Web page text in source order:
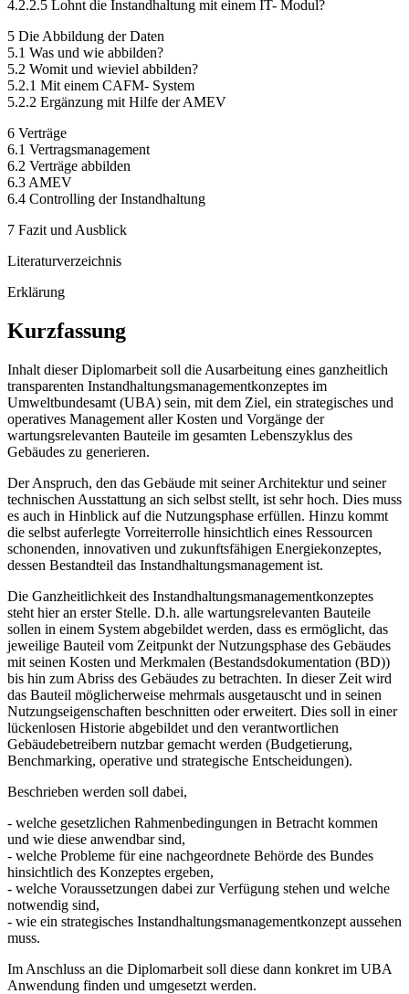
4.2.2.5 Lohnt die Instandhaltung mit einem IT- Modul?
5 Die Abbildung der Daten
5.1 Was und wie abbilden?
5.2 Womit und wieviel abbilden?
5.2.1 Mit einem CAFM- System
5.2.2 Ergänzung mit Hilfe der AMEV
6 Verträge
6.1 Vertragsmanagement
6.2 Verträge abbilden
6.3 AMEV
6.4 Controlling der Instandhaltung
7 Fazit und Ausblick
Literaturverzeichnis
Erklärung
Kurzfassung
Inhalt dieser Diplomarbeit soll die Ausarbeitung eines ganzheitlich
transparenten Instandhaltungsmanagementkonzeptes im
Umweltbundesamt (UBA) sein, mit dem Ziel, ein strategisches und
operatives Management aller Kosten und Vorgänge der
wartungsrelevanten Bauteile im gesamten Lebenszyklus des
Gebäudes zu generieren.
Der Anspruch, den das Gebäude mit seiner Architektur und seiner
technischen Ausstattung an sich selbst stellt, ist sehr hoch. Dies muss
es auch in Hinblick auf die Nutzungsphase erfüllen. Hinzu kommt
die selbst auferlegte Vorreiterrolle hinsichtlich eines Ressourcen
schonenden, innovativen und zukunftsfähigen Energiekonzeptes,
dessen Bestandteil das Instandhaltungsmanagement ist.
Die Ganzheitlichkeit des Instandhaltungsmanagementkonzeptes
steht hier an erster Stelle. D.h. alle wartungsrelevanten Bauteile
sollen in einem System abgebildet werden, dass es ermöglicht, das
jeweilige Bauteil vom Zeitpunkt der Nutzungsphase des Gebäudes
mit seinen Kosten und Merkmalen (Bestandsdokumentation (BD))
bis hin zum Abriss des Gebäudes zu betrachten. In dieser Zeit wird
das Bauteil möglicherweise mehrmals ausgetauscht und in seinen
Nutzungseigenschaften beschnitten oder erweitert. Dies soll in einer
lückenlosen Historie abgebildet und den verantwortlichen
Gebäudebetreibern nutzbar gemacht werden (Budgetierung,
Benchmarking, operative und strategische Entscheidungen).
Beschrieben werden soll dabei,
- welche gesetzlichen Rahmenbedingungen in Betracht kommen
und wie diese anwendbar sind,
- welche Probleme für eine nachgeordnete Behörde des Bundes
hinsichtlich des Konzeptes ergeben,
- welche Voraussetzungen dabei zur Verfügung stehen und welche
notwendig sind,
- wie ein strategisches Instandhaltungsmanagementkonzept aussehen
muss.
Im Anschluss an die Diplomarbeit soll diese dann konkret im UBA
Anwendung finden und umgesetzt werden.